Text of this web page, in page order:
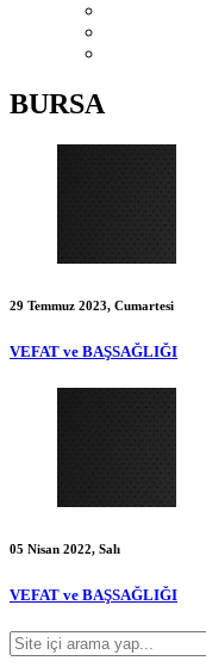
BURSA
29 Temmuz 2023, Cumartesi
VEFAT ve BAŞSAĞLIĞI
05 Nisan 2022, Salı
VEFAT ve BAŞSAĞLIĞI